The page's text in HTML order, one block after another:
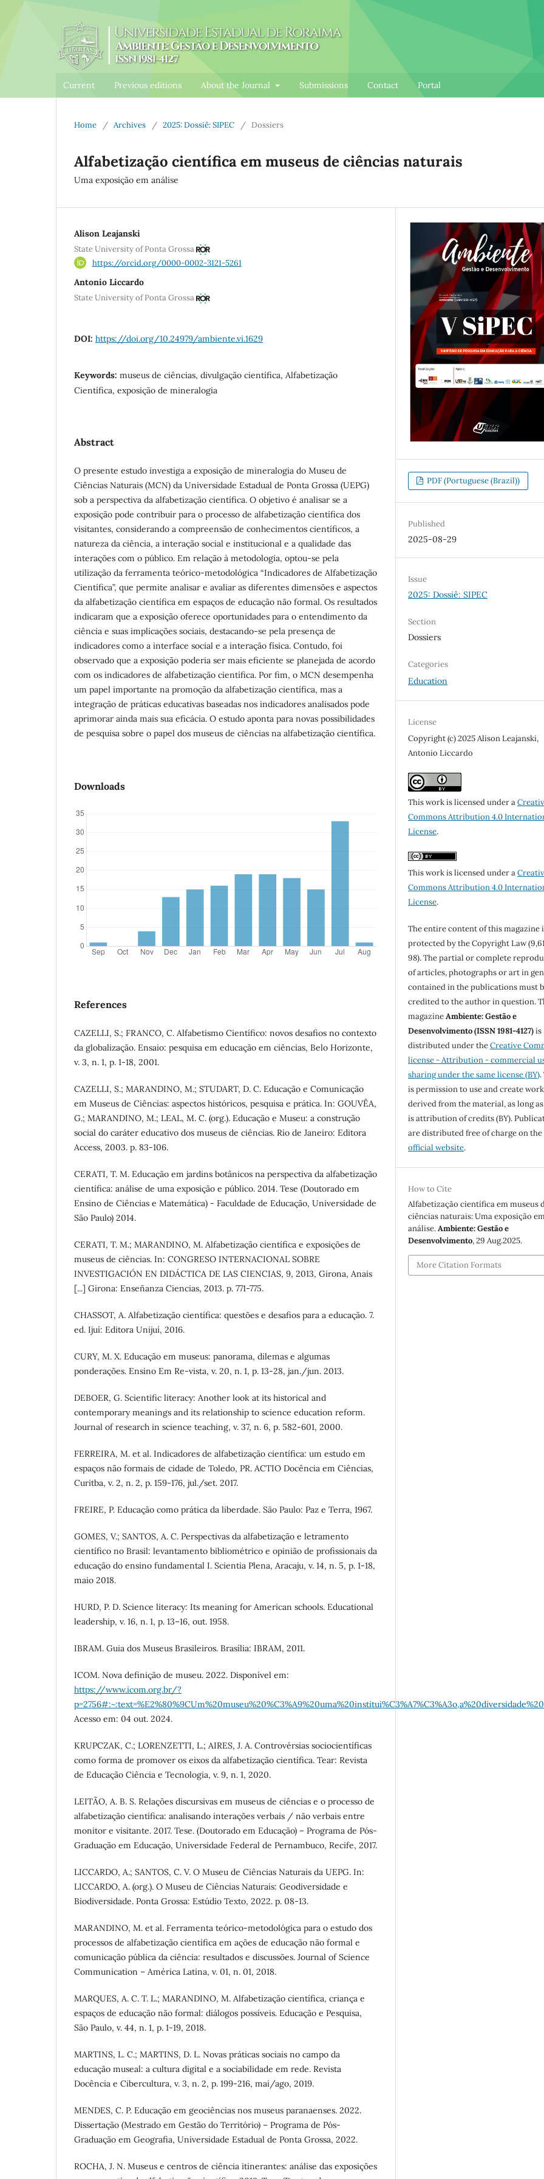
Current Previous editions About the Journal Submissions Contact Portal
Home / Archives / 2025: Dossiê: SIPEC / Dossiers
Alfabetização científica em museus de ciências naturais
Uma exposição em análise
Alison Leajanski
State University of Ponta Grossa
https://orcid.org/0000-0002-3121-5261
Antonio Liccardo
State University of Ponta Grossa
DOI: https://doi.org/10.24979/ambiente.vi.1629
Keywords: museus de ciências, divulgação científica, Alfabetização
Científica, exposição de mineralogia
Abstract
O presente estudo investiga a exposição de mineralogia do Museu de
Ciências Naturais (MCN) da Universidade Estadual de Ponta Grossa (UEPG)
sob a perspectiva da alfabetização científica. O objetivo é analisar se a
exposição pode contribuir para o processo de alfabetização científica dos
visitantes, considerando a compreensão de conhecimentos científicos, a
natureza da ciência, a interação social e institucional e a qualidade das
interações com o público. Em relação à metodologia, optou-se pela
utilização da ferramenta teórico-metodológica “Indicadores de Alfabetização
Científica”, que permite analisar e avaliar as diferentes dimensões e aspectos
da alfabetização científica em espaços de educação não formal. Os resultados
indicaram que a exposição oferece oportunidades para o entendimento da
ciência e suas implicações sociais, destacando-se pela presença de
indicadores como a interface social e a interação física. Contudo, foi
observado que a exposição poderia ser mais eficiente se planejada de acordo
com os indicadores de alfabetização científica. Por fim, o MCN desempenha
um papel importante na promoção da alfabetização científica, mas a
integração de práticas educativas baseadas nos indicadores analisados pode
aprimorar ainda mais sua eficácia. O estudo aponta para novas possibilidades
de pesquisa sobre o papel dos museus de ciências na alfabetização científica.
Downloads
References
CAZELLI, S.; FRANCO, C. Alfabetismo Científico: novos desafios no contexto
da globalização. Ensaio: pesquisa em educação em ciências, Belo Horizonte,
v. 3, n. 1, p. 1-18, 2001.
CAZELLI, S.; MARANDINO, M.; STUDART, D. C. Educação e Comunicação
em Museus de Ciências: aspectos históricos, pesquisa e prática. In: GOUVÊA,
G.; MARANDINO, M.; LEAL, M. C. (org.). Educação e Museu: a construção
social do caráter educativo dos museus de ciências. Rio de Janeiro: Editora
Access, 2003. p. 83-106.
CERATI, T. M. Educação em jardins botânicos na perspectiva da alfabetização
científica: análise de uma exposição e público. 2014. Tese (Doutorado em
Ensino de Ciências e Matemática) - Faculdade de Educação, Universidade de
São Paulo) 2014.
CERATI, T. M.; MARANDINO, M. Alfabetização científica e exposições de
museus de ciências. In: CONGRESO INTERNACIONAL SOBRE
INVESTIGACIÓN EN DIDÁCTICA DE LAS CIENCIAS, 9, 2013, Girona, Anais
[...] Girona: Enseñanza Ciencias, 2013. p. 771-775.
CHASSOT, A. Alfabetização científica: questões e desafios para a educação. 7.
ed. Ijuí: Editora Unijuí, 2016.
CURY, M. X. Educação em museus: panorama, dilemas e algumas
ponderações. Ensino Em Re-vista, v. 20, n. 1, p. 13-28, jan./jun. 2013.
DEBOER, G. Scientific literacy: Another look at its historical and
contemporary meanings and its relationship to science education reform.
Journal of research in science teaching, v. 37, n. 6, p. 582-601, 2000.
FERREIRA, M. et al. Indicadores de alfabetização científica: um estudo em
espaços não formais de cidade de Toledo, PR. ACTIO Docência em Ciências,
Curitba, v. 2, n. 2, p. 159-176, jul./set. 2017.
FREIRE, P. Educação como prática da liberdade. São Paulo: Paz e Terra, 1967.
GOMES, V.; SANTOS, A. C. Perspectivas da alfabetização e letramento
científico no Brasil: levantamento bibliométrico e opinião de profissionais da
educação do ensino fundamental I. Scientia Plena, Aracaju, v. 14, n. 5, p. 1-18,
maio 2018.
HURD, P. D. Science literacy: Its meaning for American schools. Educational
leadership, v. 16, n. 1, p. 13–16, out. 1958.
IBRAM. Guia dos Museus Brasileiros. Brasília: IBRAM, 2011.
ICOM. Nova definição de museu. 2022. Disponível em:
https://www.icom.org.br/?
Acesso em: 04 out. 2024.
KRUPCZAK, C.; LORENZETTI, L.; AIRES, J. A. Controvérsias sociocientíficas
como forma de promover os eixos da alfabetização científica. Tear: Revista
de Educação Ciência e Tecnologia, v. 9, n. 1, 2020.
LEITÃO, A. B. S. Relações discursivas em museus de ciências e o processo de
alfabetização científica: analisando interações verbais / não verbais entre
monitor e visitante. 2017. Tese. (Doutorado em Educação) – Programa de Pós-
Graduação em Educação, Universidade Federal de Pernambuco, Recife, 2017.
LICCARDO, A.; SANTOS, C. V. O Museu de Ciências Naturais da UEPG. In:
LICCARDO, A. (org.). O Museu de Ciências Naturais: Geodiversidade e
Biodiversidade. Ponta Grossa: Estúdio Texto, 2022. p. 08-13.
MARANDINO, M. et al. Ferramenta teórico-metodológica para o estudo dos
processos de alfabetização científica em ações de educação não formal e
comunicação pública da ciência: resultados e discussões. Journal of Science
Communication – América Latina, v. 01, n. 01, 2018.
MARQUES, A. C. T. L.; MARANDINO, M. Alfabetização científica, criança e
espaços de educação não formal: diálogos possíveis. Educação e Pesquisa,
São Paulo, v. 44, n. 1, p. 1-19, 2018.
MARTINS, L. C.; MARTINS, D. L. Novas práticas sociais no campo da
educação museal: a cultura digital e a sociabilidade em rede. Revista
Docência e Cibercultura, v. 3, n. 2, p. 199-216, mai/ago, 2019.
MENDES, C. P. Educação em geociências nos museus paranaenses. 2022.
Dissertação (Mestrado em Gestão do Território) – Programa de Pós-
Graduação em Geografia, Universidade Estadual de Ponta Grossa, 2022.
ROCHA, J. N. Museus e centros de ciência itinerantes: análise das exposições
PDF (Portuguese (Brazil))
Published
2025-08-29
Issue
2025: Dossiê: SIPEC
Section
Dossiers
Categories
Education
License
Copyright (c) 2025 Alison Leajanski,
Antonio Liccardo
This work is licensed under a
Commons Attribution 4.0
License.
This work is licensed under a
Commons Attribution 4.0
License.
The entire content of this magazine
protected by the Copyright Law
98). The partial or complete
of articles, photographs or art in
contained in the publications must
credited to the author in question.
magazineAmbiente: Gestão e
Desenvolvimento (ISSN 1981-4127)is
distributed under theCreative
license - Attribution - commercial
sharing under the same license (BY)
is permission to use and create
derived from the material, as long
is attribution of credits (BY).
are distributed free of charge on the
official website.
How to Cite
Alfabetização científica em museus
ciências naturais: Uma exposição
análise.Ambiente: Gestão e
Desenvolvimento, 29 Aug.2025.
More Citation Formats